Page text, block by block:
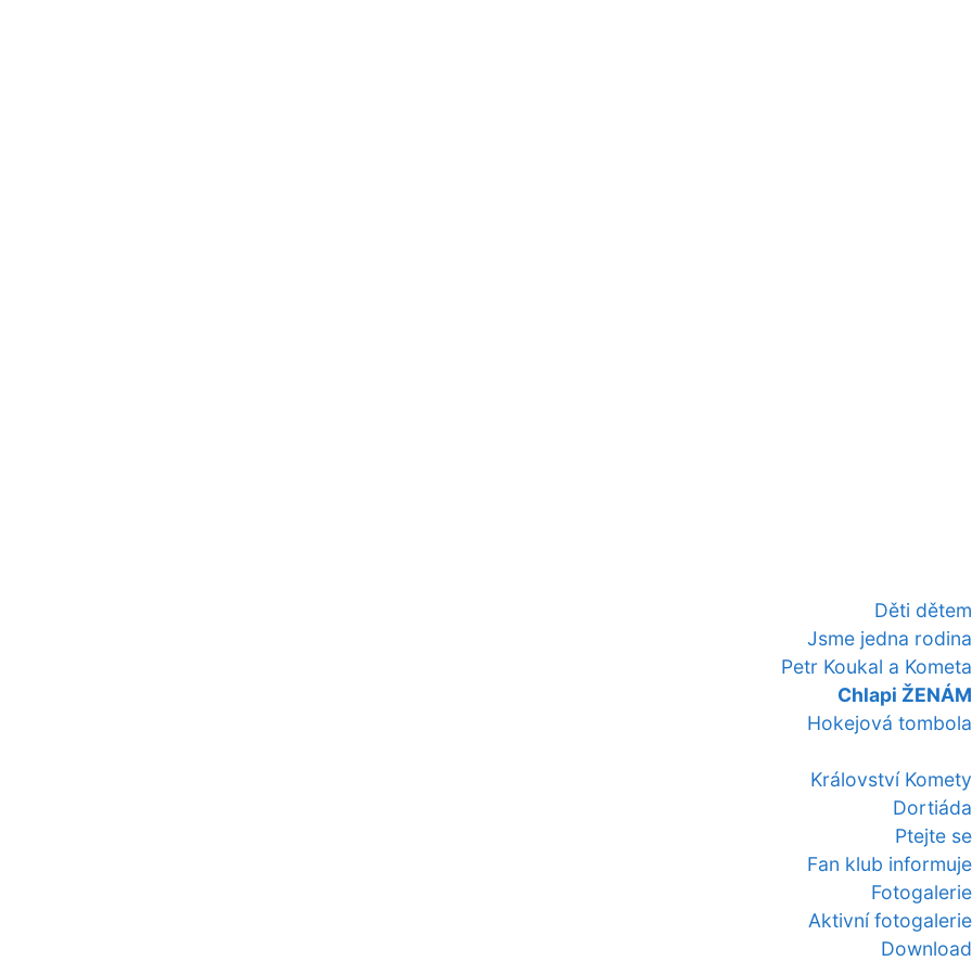
Děti dětem
Jsme jedna rodina
Petr Koukal a Kometa
Chlapi ŽENÁM
Hokejová tombola
Království Komety
Dortiáda
Ptejte se
Fan klub informuje
Fotogalerie
Aktivní fotogalerie
Download